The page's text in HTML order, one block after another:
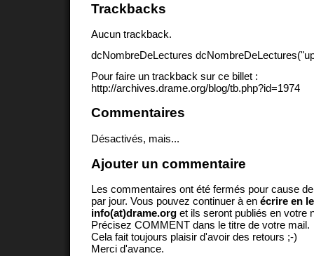
Trackbacks
Aucun trackback.
dcNombreDeLectures
Pour faire un trackback sur ce billet :
http://archives.drame.org/blog/tb.php?id=1974
Commentaires
Désactivés, mais...
Ajouter un commentaire
Les commentaires ont été fermés pour cause
par jour. Vous pouvez continuer à en écrire en
info(at)drame.org et ils seront publiés en votre
Précisez COMMENT dans le titre de votre mail.
Cela fait toujours plaisir d'avoir des retours ;-)
Merci d'avance.